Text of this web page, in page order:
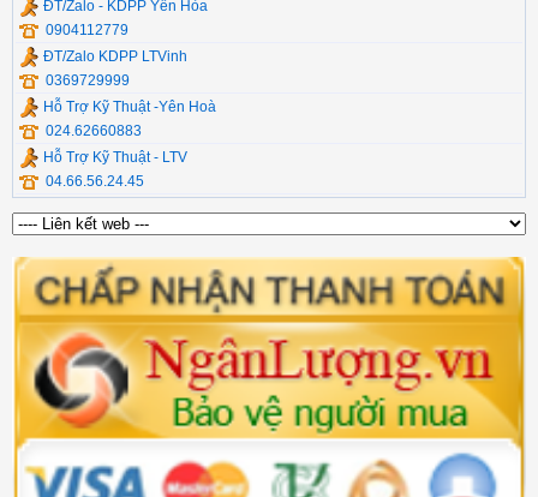
ĐT/Zalo - KDPP Yên Hòa
0904112779
ĐT/Zalo KDPP LTVinh
0369729999
Hỗ Trợ Kỹ Thuật -Yên Hoà
024.62660883
Hỗ Trợ Kỹ Thuật - LTV
04.66.56.24.45